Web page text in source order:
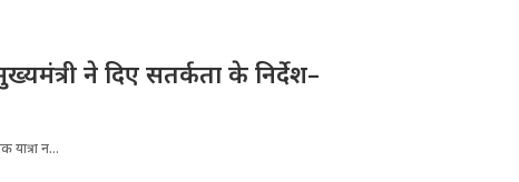
ने दिए सतर्कता के निर्देश–
न...